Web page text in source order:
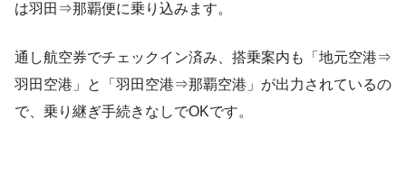
は羽田⇒那覇便に乗り込みます。
通し航空券でチェックイン済み、搭乗案内も「地元空港⇒
羽田空港」と「羽田空港⇒那覇空港」が出力されているの
で、乗り継ぎ手続きなしでOKです。